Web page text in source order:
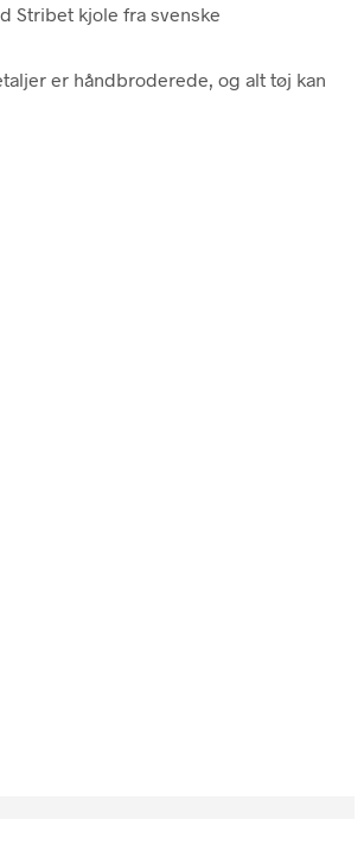
Stribet kjole fra svenske
er håndbroderede, og alt tøj kan